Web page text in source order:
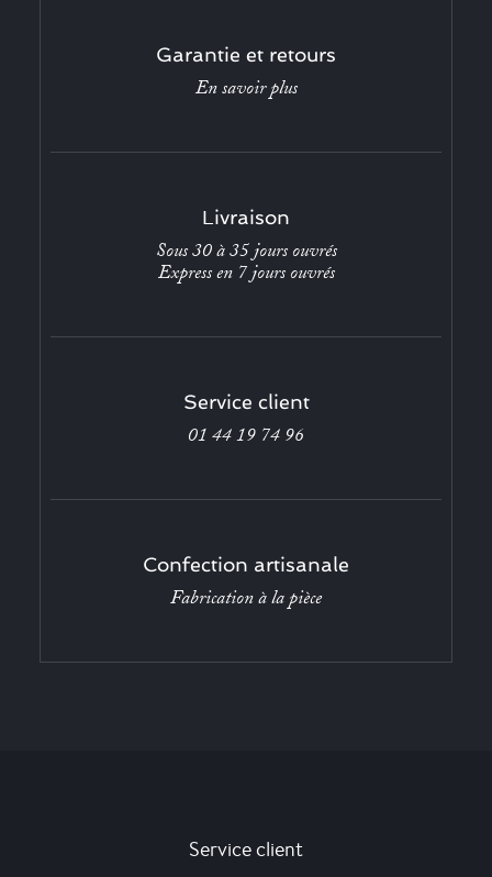
Garantie et retours
En savoir plus
Livraison
Sous 30 à 35 jours ouvrés
Express en 7 jours ouvrés
Service client
01 44 19 74 96
Confection artisanale
Fabrication à la pièce
Service client